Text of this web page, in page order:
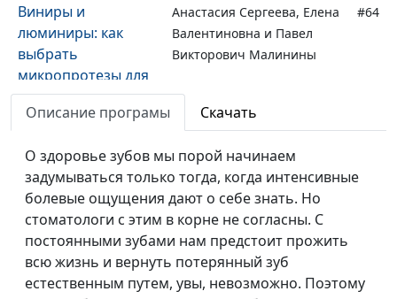
Виниры и
люминиры: как
выбрать
микропротезы для
зубов?
Анастасия Сергеева, Елена
Валентиновна и Павел
Викторович Малинины
#64
отбеливании зубов
Анастасия Сергеева, Елена
Валентиновна и Павел
Викторович Малинины
#63
Что делать при
Анастасия Сергеева, Елена
Валентиновна и Павел
Викторович Малинины
Кариес:
Анастасия Сергеева, Елена
#61
Описание програмы Скачать
О здоровье зубов мы порой начинаем
задумываться только тогда, когда интенсивные
болевые ощущения дают о себе знать. Но
стоматологи с этим в корне не согласны. С
постоянными зубами нам предстоит прожить
всю жизнь и вернуть потерянный зуб
естественным путем, увы, невозможно. Поэтому